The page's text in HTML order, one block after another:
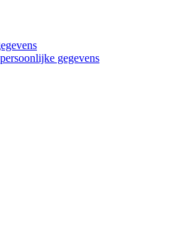
gegevens